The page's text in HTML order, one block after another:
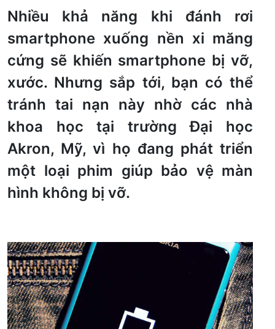
Nhiều khả năng khi đánh rơi
smartphone xuống nền xi măng
cứng sẽ khiến smartphone bị vỡ,
xước. Nhưng sắp tới, bạn có thể
tránh tai nạn này nhờ các nhà
khoa học tại trường Đại học
Akron, Mỹ, vì họ đang phát triển
một loại phim giúp bảo vệ màn
hình không bị vỡ.